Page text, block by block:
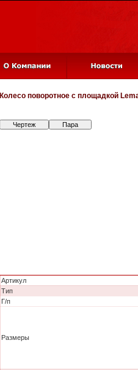
Колесо поворотное с площадкой
Чертеж Пара
Артикул
Тип
Г/п
Размеры